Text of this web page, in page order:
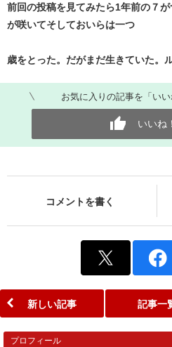
前回の投稿を見てみたら1年前の７
が咲いてそしておいらは一つ
歳をとった。だがまだ生きていた。
お気に入りの記事を「い
いいね！
コメントを書く
新しい記事 記事一
プロフィール